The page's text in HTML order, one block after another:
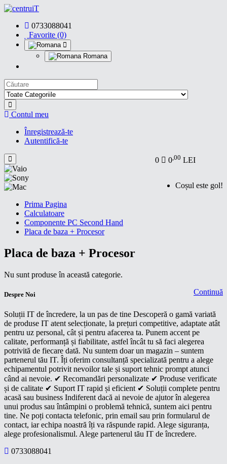
0733088041
Favorite (0)
Romana
Contul meu
Înregistrează-te
Autentifică-te
0 0,00 LEI
Coșul este gol!
Prima Pagina
Calculatoare
Componente PC Second Hand
Placa de baza + Procesor
Placa de baza + Procesor
Nu sunt produse în această categorie.
Continuă
Despre Noi
Soluții IT de încredere, la un pas de tine Descoperă o gamă variată
de produse IT atent selecționate, la prețuri competitive, adaptate atât
pentru uz personal, cât și pentru afacerea ta. Punem accent pe
calitate, performanță și fiabilitate, astfel încât tu să faci alegerea
potrivită de fiecare dată. Nu suntem doar un magazin – suntem
partenerul tău IT. Îți oferim consultanță specializată pentru a alege
echipamentul potrivit nevoilor tale și suport tehnic prompt atunci
când ai nevoie. ✔ Recomandări personalizate ✔ Produse verificate
și de calitate ✔ Suport IT rapid și eficient ✔ Soluții complete pentru
acasă sau business Indiferent dacă ai nevoie de ajutor în alegerea
unui produs sau întâmpini o problemă tehnică, suntem aici pentru
tine. Ne poți contacta telefonic, prin email sau prin formularul de
contact, iar echipa noastră îți va răspunde rapid. Alege siguranța,
alege profesionalismul. Alege partenerul tău IT de încredere.
0733088041